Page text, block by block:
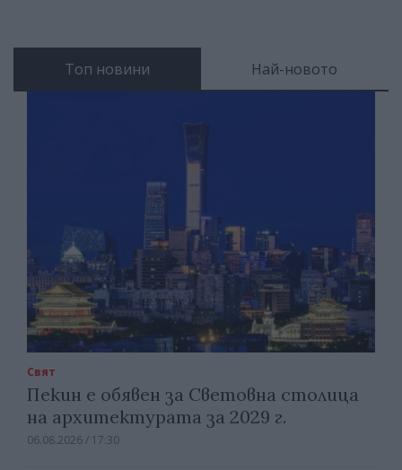
Топ новини Най-новото
Свят
Пекин е обявен за Световна столица
на архитектурата за 2029 г.
06.08.2026 / 17:30